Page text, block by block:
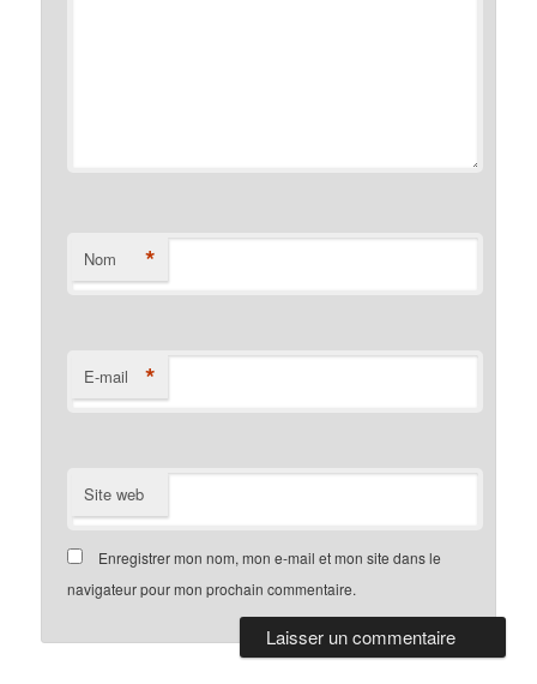
Nom *
E-mail *
Site web
Enregistrer mon nom, mon e-mail et mon site dans le
navigateur pour mon prochain commentaire.